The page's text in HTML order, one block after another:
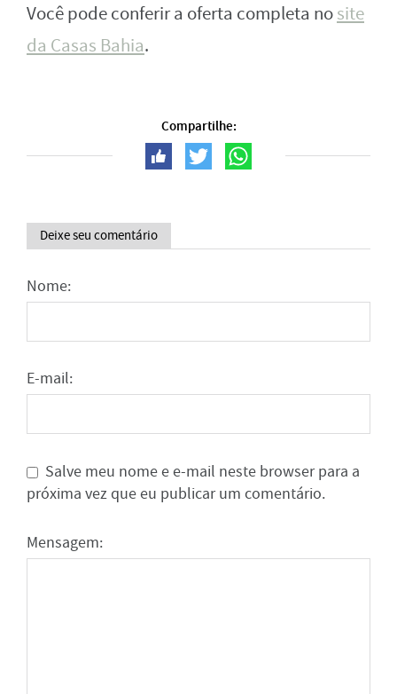
Você pode conferir a oferta completa nosite
da Casas Bahia.
Compartilhe:
Deixe seu comentário
Nome:
E-mail:
Salve meu nome e e-mail neste browser para a
próxima vez que eu publicar um comentário.
Mensagem: